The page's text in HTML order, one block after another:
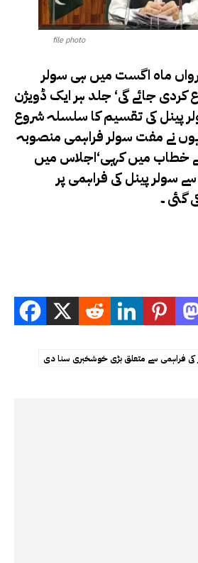
file photo
کردی جائے گی‘ جلد ہر ایک ڈویژن
پینل کی تقسیم کا سلسلہ شروع
نے مفت سولر فراہمی منصوبہ
خطاب میں کہی‘اجلاس میں
سولر پینل کی فراہمی پر
گئی ۔
کی فراہمی سے متعلق بڑی خوشخبری سنا دی